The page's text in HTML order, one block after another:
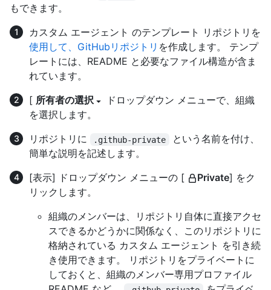
もできます。
カスタム エージェント のテンプレート リポジトリを
使用して、GitHubリポジトリ を作成します。 テンプ
レートには、README と必要なファイル構造が含ま
れています。
[ 所有者の選択
ドロップダウン メニューで、組織
を選択します。
リポジトリに
.github-private
という名前を付け、
簡単な説明を記述します。
[表示] ドロップダウン メニューの [
Private] をク
リックします。
組織のメンバーは、リポジトリ自体に直接アクセ
スできるかどうかに関係なく、このリポジトリに
格納されている カスタム エージェント を引き続
き使用できます。 リポジトリをプライベートに
しておくと、組織のメンバー専用プロファイル